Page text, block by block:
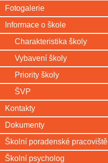
Fotogalerie
Informace o škole
Charakteristika školy
Vybavení školy
Priority školy
ŠVP
Kontakty
Dokumenty
Školní poradenské pracoviště
Školní psycholog